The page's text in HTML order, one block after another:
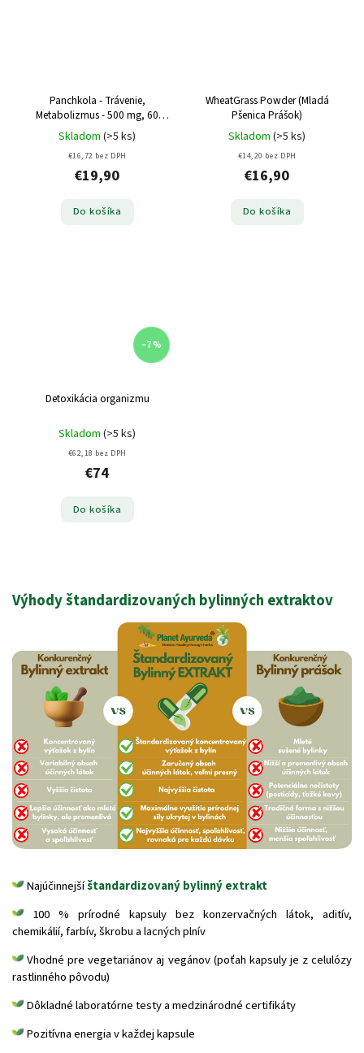
Panchkola - Trávenie,
Metabolizmus - 500 mg, 60
kapsúl
Skladom (>5 ks)
€16,72 bez DPH
€19,90
Do košíka
WheatGrass Powder (Mladá
Pšenica Prášok)
Skladom (>5 ks)
€14,20 bez DPH
€16,90
Do košíka
–7 %
Detoxikácia organizmu
Skladom (>5 ks)
€62,18 bez DPH
€74
Do košíka
Výhody štandardizovaných bylinných extraktov
Najúčinnejšíštandardizovaný bylinný extrakt
100 % prírodné kapsuly bez konzervačných látok, aditív,
chemikálií, farbív, škrobu a lacných plnív
Vhodné pre vegetariánov aj vegánov (poťah kapsuly je z celulózy
rastlinného pôvodu)
Dôkladné laboratórne testy a medzinárodné certifikáty
Pozitívna energia v každej kapsule